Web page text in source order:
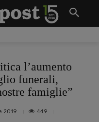
l’aumento
funerali,
famiglie”
2019 449